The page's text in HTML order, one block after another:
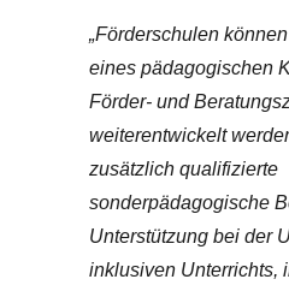
„Förderschulen
eines pädagogischen
Förder- und
weiterentwickelt
zusätzlich qualifizierte
sonderpädagogische
Unterstützung bei der
inklusiven Unterrichts,